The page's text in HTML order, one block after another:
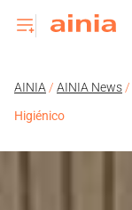
AINIA / AINIA News /
Higiénico